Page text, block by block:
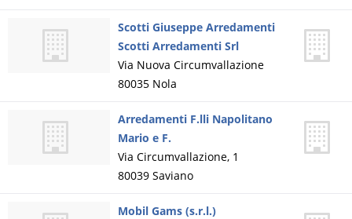
Scotti Giuseppe Arredamenti
Scotti Arredamenti Srl
Via Nuova Circumvallazione
80035 Nola
Arredamenti F.lli Napolitano
Mario e F.
Via Circumvallazione, 1
80039 Saviano
Mobil Gams (s.r.l.)